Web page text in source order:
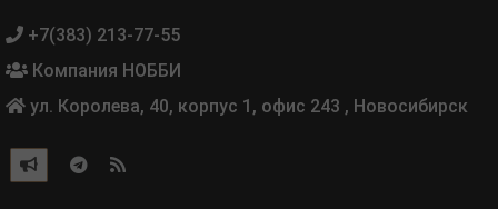
+7(383) 213-77-55
Компания НОББИ
ул. Королева, 40, корпус 1, офис 243 , Новосибирск